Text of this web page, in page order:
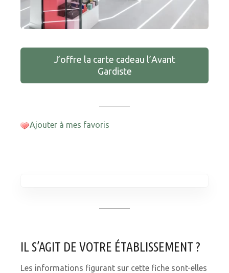
J’offre la carte cadeau l’Avant
Gardiste
Ajouter à mes favoris
IL S’AGIT DE VOTRE ÉTABLISSEMENT ?
Les informations figurant sur cette fiche sont-elles